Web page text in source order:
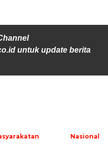
untuk update berita
Nasional